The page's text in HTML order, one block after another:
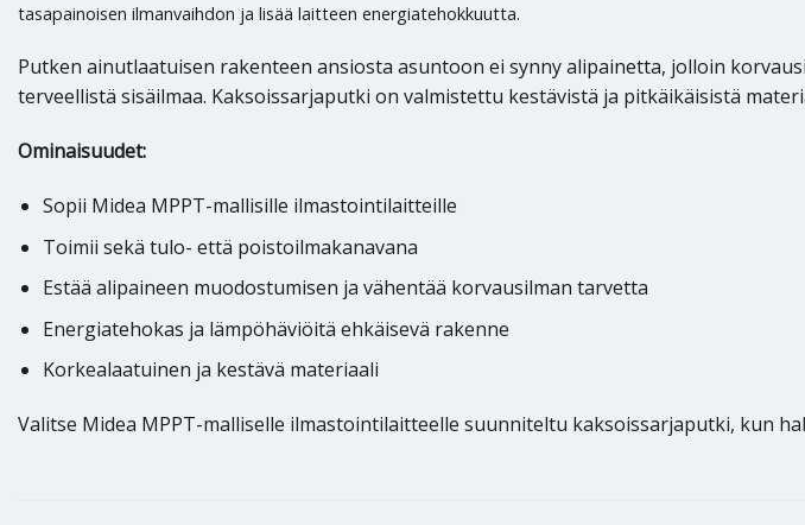
tasapainoisen ilmanvaihdon ja lisää laitteen energiatehokkuutta.
Putken ainutlaatuisen rakenteen ansiosta asuntoon ei synny alipainetta, jolloin
terveellistä sisäilmaa. Kaksoissarjaputki on valmistettu kestävistä ja pitkäikäisistä
Ominaisuudet:
Sopii Midea MPPT-mallisille ilmastointilaitteille
Toimii sekä tulo- että poistoilmakanavana
Estää alipaineen muodostumisen ja vähentää korvausilman tarvetta
Energiatehokas ja lämpöhäviöitä ehkäisevä rakenne
Korkealaatuinen ja kestävä materiaali
Valitse Midea MPPT-malliselle ilmastointilaitteelle suunniteltu kaksoissarjaputki, kun